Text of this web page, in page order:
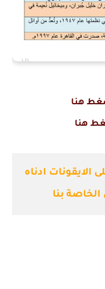
هنا
هنا
الايقونات ادناه
بنا